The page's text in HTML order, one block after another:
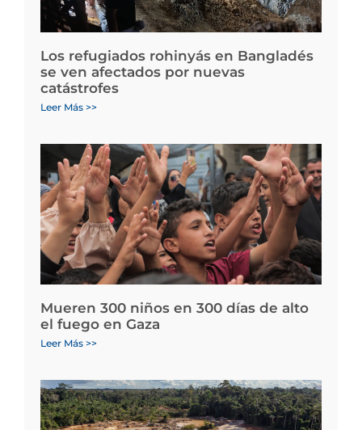
Los refugiados rohinyás en Bangladés
se ven afectados por nuevas
catástrofes
Leer Más >>
Mueren 300 niños en 300 días de alto
el fuego en Gaza
Leer Más >>